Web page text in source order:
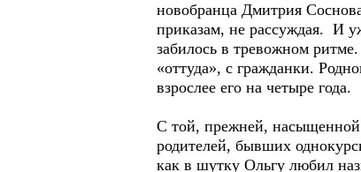
новобранца Дмитрия
приказам, не рассуждая. И
забилось в тревожном
«оттуда», с гражданки.
взрослее его на четыре года.
С той, прежней, насыщенной
родителей, бывших
как в шутку Ольгу любил